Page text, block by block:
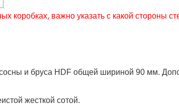
коробках, важно указать с какой стороны
и бруса HDF общей шириной 90 мм.
жесткой сотой.